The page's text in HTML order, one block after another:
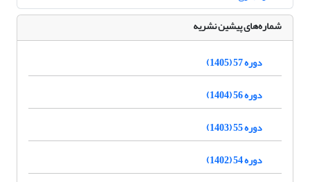
شماره‌های پیشین نشریه
دوره 57 (1405)
دوره 56 (1404)
دوره 55 (1403)
دوره 54 (1402)